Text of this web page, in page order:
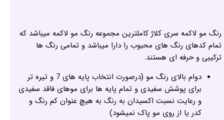
رنگ مو لاکمه سری کلاژ کاملترین مجموعه رنگ مو لاکمه میباشد که
تمام کدهای رنگ های محبوب را دارا میباشد و تمامی رنگ ها
ترکیبی و حرفه ای هستند.
دوام بالای رنگ مو (درصورت انتخاب پایه های 7 و تیره تر
برای پوشش سفیدی و تمام پایه ها برای موهای فاقد سفیدی
و رعایت نسبت اکسیدان به رنگ به هیچ عنوان کم رنگ و
کدر یا از روی مو پاک نمیشود)